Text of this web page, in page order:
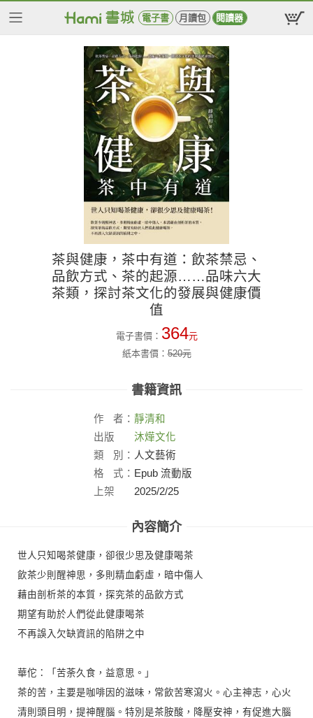
電子書 月讀包 閱讀器
茶與健康，茶中有道：飲茶禁忌、
品飲方式、茶的起源……品味六大
茶類，探討茶文化的發展與健康價
值
電子書價： 364元
紙本書價：520元
書籍資訊
作 者： 靜清和
出版
社：
沐燁文化
類
別： 人文藝術
格
式： Epub 流動版
上架
2025/2/25
內容簡介
世人只知喝茶健康，卻很少思及健康喝茶
飲茶少則醒神思，多則精血虧虛，暗中傷人
藉由剖析茶的本質，探究茶的品飲方式
期望有助於人們從此健康喝茶
不再誤入欠缺資訊的陷阱之中
華佗：「苦荼久食，益意思。」
茶的苦，主要是咖啡因的滋味，常飲苦寒瀉火。心主神志，心火
清則頭目明，提神醒腦。特別是茶胺酸，降壓安神，有促進大腦